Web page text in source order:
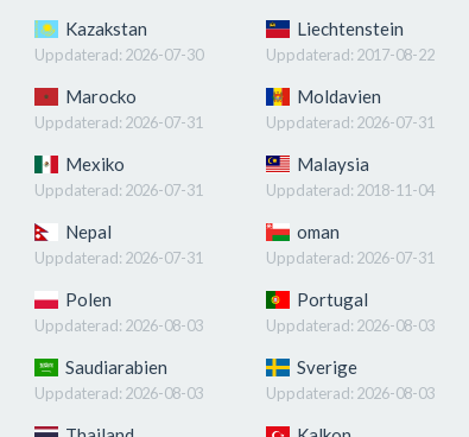
Kazakstan
Uppdaterad: 2026-07-30
Liechtenstein
Uppdaterad: 2017-08-22
Marocko
Uppdaterad: 2026-07-31
Moldavien
Uppdaterad: 2026-07-31
Mexiko
Uppdaterad: 2026-07-31
Malaysia
Uppdaterad: 2018-11-04
Nepal
Uppdaterad: 2026-07-31
oman
Uppdaterad: 2026-07-31
Polen
Uppdaterad: 2026-08-03
Portugal
Uppdaterad: 2026-08-03
Saudiarabien
Uppdaterad: 2026-08-03
Sverige
Uppdaterad: 2026-08-03